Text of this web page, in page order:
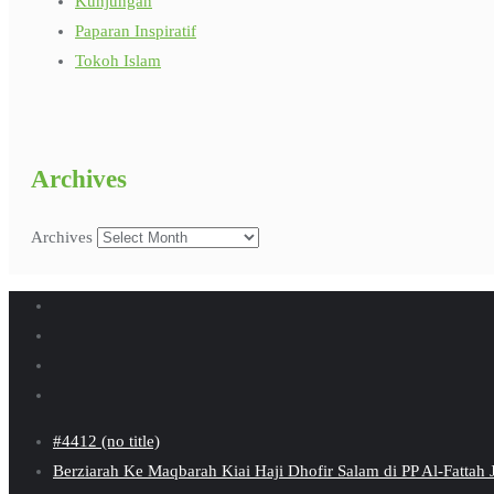
Paparan Inspiratif
Tokoh Islam
Archives
Archives
#4412 (no title)
Berziarah Ke Maqbarah Kiai Haji Dhofir Salam di PP Al-Fattah